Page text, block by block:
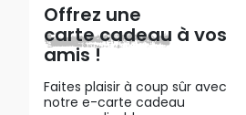
Offrez une
carte cadeau à vos
amis !
Faites plaisir à coup sûr avec
notre e-carte cadeau